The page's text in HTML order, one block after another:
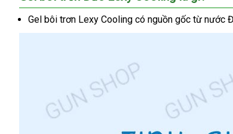
đâu
uy
Gel bôi trơn Lexy Cooling có nguồn gốc từ nước